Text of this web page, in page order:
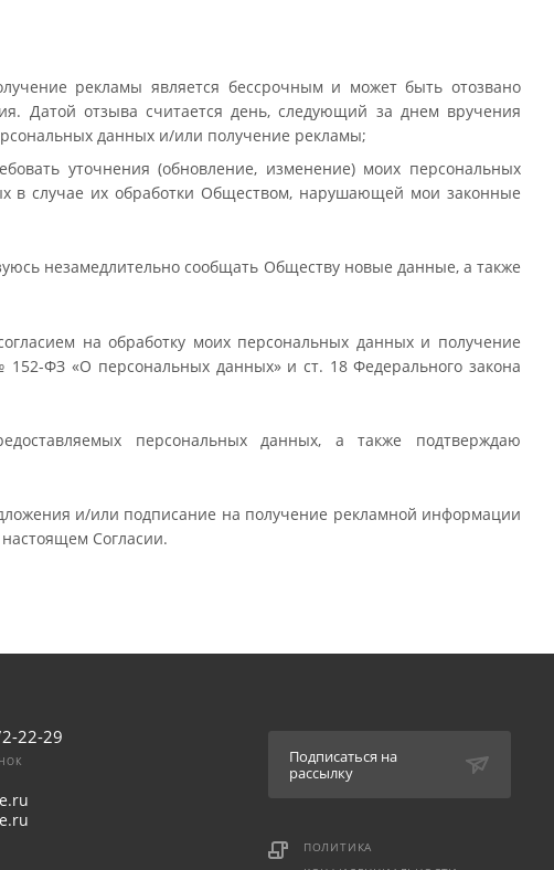
рекламы является бессрочным и может быть отозвано
Датой отзыва считается день, следующий за днем вручения
данных и/или получение рекламы;
уточнения (обновление, изменение) моих персональных
в случае их обработки Обществом, нарушающей мои законные
незамедлительно сообщать Обществу новые данные, а также
на обработку моих персональных данных и получение
ФЗ «О персональных данных» и ст. 18 Федерального закона
персональных данных, а также подтверждаю
и/или подписание на получение рекламной информации
Согласии.
22-29
Подписаться на
рассылку
ПОЛИТИКА